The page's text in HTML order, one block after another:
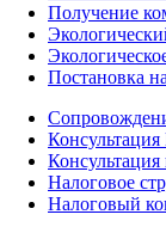
Получение
Постановка
Налоговое
Налоговый